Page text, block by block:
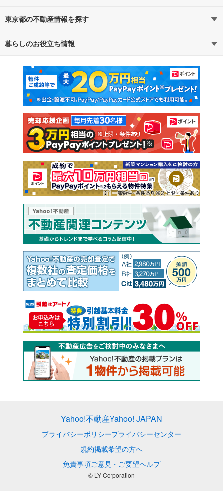
路線・駅から探す
通勤・通学時間から探す
東京都の不動産情報を探す
不動産・住宅
新築マンション 中古マンション
新築一戸建て 中古一戸建て
注文住宅 土地
売却査定
暮らしのお役立ち情報
マンションカタログ 教えて！住まいの先生
Yahoo!不動産Yahoo! JAPAN
プライバシーポリシープライバシーセンター
規約掲載希望の方へ
免責事項ご意見・ご要望ヘルプ
© LY Corporation